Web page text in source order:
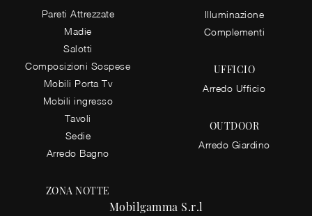
Pareti Attrezzate
Madie
Salotti
Composizioni Sospese
Mobili Porta Tv
Mobili ingresso
Tavoli
Sedie
Arredo Bagno
ZONA NOTTE
Illuminazione
Complementi
UFFICIO
Arredo Ufficio
OUTDOOR
Arredo Giardino
Mobilgamma S.r.l